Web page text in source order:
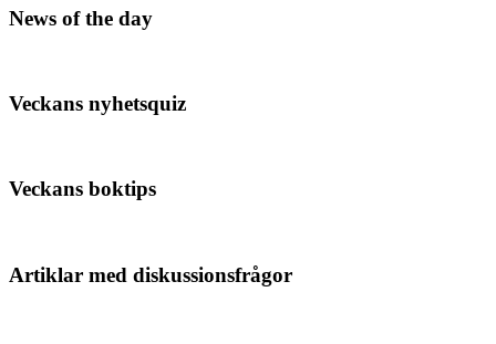
News of the day
Veckans nyhetsquiz
Veckans boktips
Artiklar med diskussionsfrågor